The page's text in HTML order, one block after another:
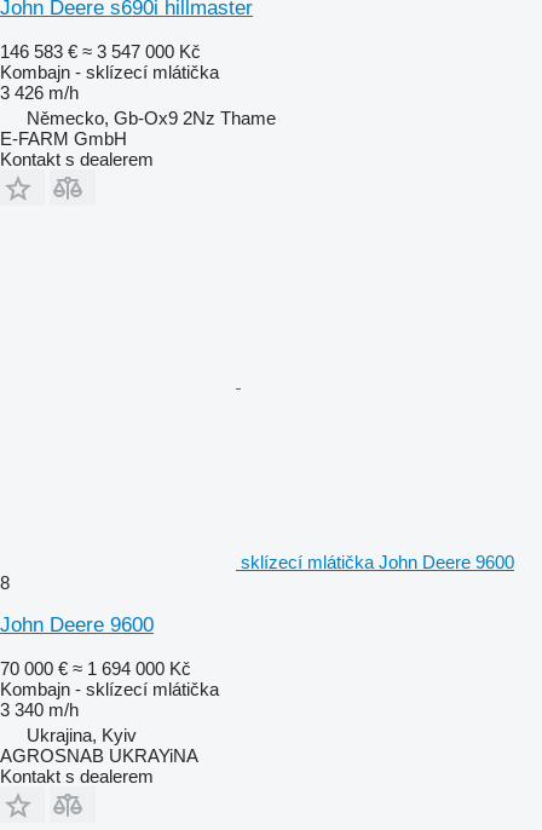
John Deere s690i hillmaster
146 583 € ≈ 3 547 000 Kč
Kombajn - sklízecí mlátička
3 426 m/h
Německo, Gb-Ox9 2Nz Thame
E-FARM GmbH
Kontakt s dealerem
sklízecí mlátička John Deere 9600
8
John Deere 9600
70 000 € ≈ 1 694 000 Kč
Kombajn - sklízecí mlátička
3 340 m/h
Ukrajina, Kyiv
AGROSNAB UKRAYiNA
Kontakt s dealerem